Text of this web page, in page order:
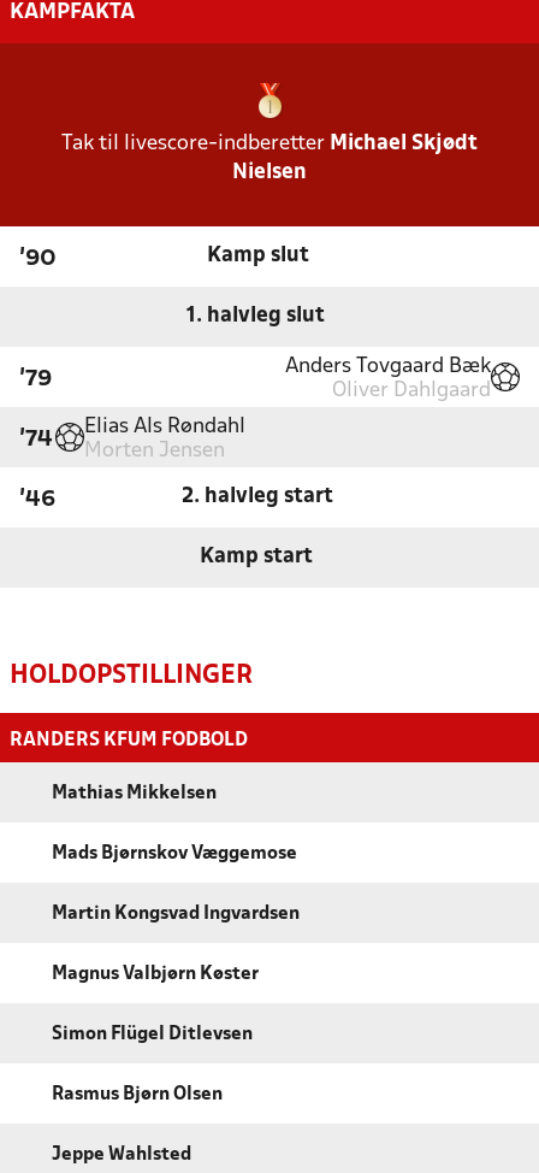
KAMPFAKTA
Tak til livescore-indberetter Michael Skjødt
Nielsen
'90 Kamp slut
1. halvleg slut
'79
Anders Tovgaard Bæk
Oliver Dahlgaard
'74
Elias Als Røndahl
Morten Jensen
'46 2. halvleg start
Kamp start
HOLDOPSTILLINGER
RANDERS KFUM FODBOLD
Mathias Mikkelsen
Mads Bjørnskov Væggemose
Martin Kongsvad Ingvardsen
Magnus Valbjørn Køster
Simon Flügel Ditlevsen
Rasmus Bjørn Olsen
Jeppe Wahlsted